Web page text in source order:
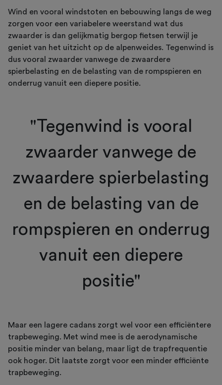
Wind en vooral windstoten en bebouwing langs de weg
zorgen voor een variabelere weerstand wat dus
zwaarder is dan gelijkmatig bergop fietsen terwijl je
geniet van het uitzicht op de alpenweides. Tegenwind is
dus vooral zwaarder vanwege de zwaardere
spierbelasting en de belasting van de rompspieren en
onderrug vanuit een diepere positie.
"Tegenwind is vooral
zwaarder vanwege de
zwaardere spierbelasting
en de belasting van de
rompspieren en onderrug
vanuit een diepere
positie"
Maar een lagere cadans zorgt wel voor een efficiëntere
trapbeweging. Met wind mee is de aerodynamische
positie minder van belang, maar ligt de trapfrequentie
ook hoger. Dit laatste zorgt voor een minder efficiënte
trapbeweging.